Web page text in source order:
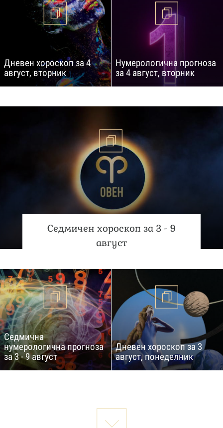
Дневен хороскоп за 4
август, вторник
Нумерологична прогноза
за 4 август, вторник
Седмичен хороскоп за 3 - 9
август
Седмична
нумерологична прогноза
за 3 - 9 август
Дневен хороскоп за 3
август, понеделник